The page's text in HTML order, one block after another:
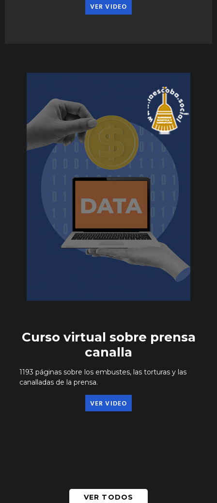
VER VIDEO
Curso virtual sobre prensa
canalla
1193 páginas sobre los embustes, las torturas y las
canalladas de la prensa.
VER VIDEO
VER TODOS